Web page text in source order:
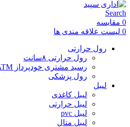
Search
0 مقایسه
0 لیست علاقه مندی ها
رول حرارتی
رول حرارتی ۸سانت
رسید مشتری خودپرداز ATM
رول پزشکی
لیبل
لیبل کاغذی
لیبل حرارتی
لیبل pvc
لیبل متال